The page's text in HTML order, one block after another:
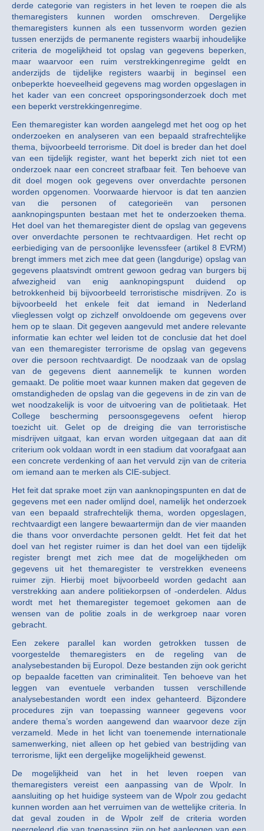
derde categorie van registers in het leven te roepen die als
themaregisters kunnen worden omschreven. Dergelijke
themaregisters kunnen als een tussenvorm worden gezien
tussen enerzijds de permanente registers waarbij inhoudelijke
criteria de mogelijkheid tot opslag van gegevens beperken,
maar waarvoor een ruim verstrekkingenregime geldt en
anderzijds de tijdelijke registers waarbij in beginsel een
onbeperkte hoeveelheid gegevens mag worden opgeslagen in
het kader van een concreet opsporingsonderzoek doch met
een beperkt verstrekkingenregime.
Een themaregister kan worden aangelegd met het oog op het
onderzoeken en analyseren van een bepaald strafrechtelijke
thema, bijvoorbeeld terrorisme. Dit doel is breder dan het doel
van een tijdelijk register, want het beperkt zich niet tot een
onderzoek naar een concreet strafbaar feit. Ten behoeve van
dit doel mogen ook gegevens over onverdachte personen
worden opgenomen. Voorwaarde hiervoor is dat ten aanzien
van die personen of categorieën van personen
aanknopingspunten bestaan met het te onderzoeken thema.
Het doel van het themaregister dient de opslag van gegevens
over onverdachte personen te rechtvaardigen. Het recht op
eerbiediging van de persoonlijke levenssfeer (artikel 8 EVRM)
brengt immers met zich mee dat geen (langdurige) opslag van
gegevens plaatsvindt omtrent gewoon gedrag van burgers bij
afwezigheid van enig aanknopingspunt duidend op
betrokkenheid bij bijvoorbeeld terroristische misdrijven. Zo is
bijvoorbeeld het enkele feit dat iemand in Nederland
vlieglessen volgt op zichzelf onvoldoende om gegevens over
hem op te slaan. Dit gegeven aangevuld met andere relevante
informatie kan echter wel leiden tot de conclusie dat het doel
van een themaregister terrorisme de opslag van gegevens
over die persoon rechtvaardigt. De noodzaak van de opslag
van de gegevens dient aannemelijk te kunnen worden
gemaakt. De politie moet waar kunnen maken dat gegeven de
omstandigheden de opslag van die gegevens in de zin van de
wet noodzakelijk is voor de uitvoering van de politietaak. Het
College bescherming persoonsgegevens oefent hierop
toezicht uit. Gelet op de dreiging die van terroristische
misdrijven uitgaat, kan ervan worden uitgegaan dat aan dit
criterium ook voldaan wordt in een stadium dat voorafgaat aan
een concrete verdenking of aan het vervuld zijn van de criteria
om iemand aan te merken als CIE-subject.
Het feit dat sprake moet zijn van aanknopingspunten en dat de
gegevens met een nader omlijnd doel, namelijk het onderzoek
van een bepaald strafrechtelijk thema, worden opgeslagen,
rechtvaardigt een langere bewaartermijn dan de vier maanden
die thans voor onverdachte personen geldt. Het feit dat het
doel van het register ruimer is dan het doel van een tijdelijk
register brengt met zich mee dat de mogelijkheden om
gegevens uit het themaregister te verstrekken eveneens
ruimer zijn. Hierbij moet bijvoorbeeld worden gedacht aan
verstrekking aan andere politiekorpsen of -onderdelen. Aldus
wordt met het themaregister tegemoet gekomen aan de
wensen van de politie zoals in de werkgroep naar voren
gebracht.
Een zekere parallel kan worden getrokken tussen de
voorgestelde themaregisters en de regeling van de
analysebestanden bij Europol. Deze bestanden zijn ook gericht
op bepaalde facetten van criminaliteit. Ten behoeve van het
leggen van eventuele verbanden tussen verschillende
analysebestanden wordt een index gehanteerd. Bijzondere
procedures zijn van toepassing wanneer gegevens voor
andere thema’s worden aangewend dan waarvoor deze zijn
verzameld. Mede in het licht van toenemende internationale
samenwerking, niet alleen op het gebied van bestrijding van
terrorisme, lijkt een dergelijke mogelijkheid gewenst.
De mogelijkheid van het in het leven roepen van
themaregisters vereist een aanpassing van de Wpolr. In
aansluiting op het huidige systeem van de Wpolr zou gedacht
kunnen worden aan het verruimen van de wettelijke criteria. In
dat geval zouden in de Wpolr zelf de criteria worden